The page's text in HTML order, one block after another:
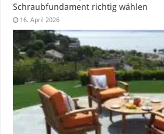
Schraubfundament richtig wählen
16. April 2026